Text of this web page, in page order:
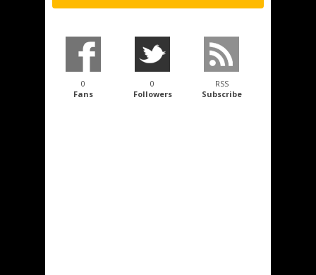
0
Fans
0
Followers
RSS
Subscribe